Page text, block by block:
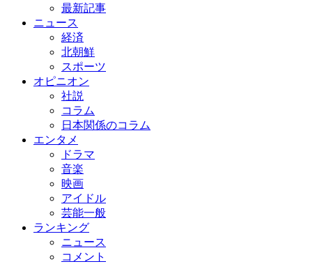
最新記事
ニュース
経済
北朝鮮
スポーツ
オピニオン
社説
コラム
日本関係のコラム
エンタメ
ドラマ
音楽
映画
アイドル
芸能一般
ランキング
ニュース
コメント